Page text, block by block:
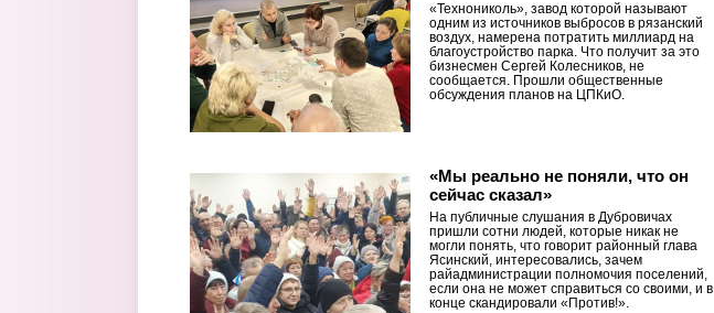
«Технониколь», завод которой называют
одним из источников выбросов в рязанский
воздух, намерена потратить миллиард на
благоустройство парка. Что получит за это
бизнесмен Сергей Колесников, не
сообщается. Прошли общественные
обсуждения планов на ЦПКиО.
«Мы реально не поняли, что он
сейчас сказал»
На публичные слушания в Дубровичах
пришли сотни людей, которые никак не
могли понять, что говорит районный глава
Ясинский, интересовались, зачем
райадминистрации полномочия поселений,
если она не может справиться со своими, и в
конце скандировали «Против!».